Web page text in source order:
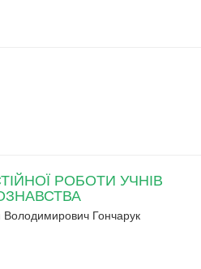
РОБОТИ УЧНІВ
Володимирович Гончарук